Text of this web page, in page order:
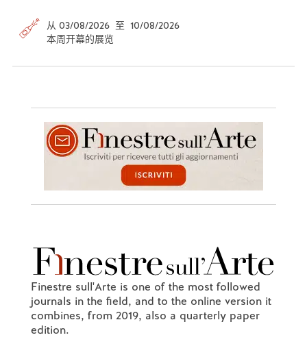
从 03/08/2026 至 10/08/2026
本周开幕的展览
Finestre sull'Arte is one of the most followed
journals in the field, and to the online version it
combines, from 2019, also a quarterly paper
edition.